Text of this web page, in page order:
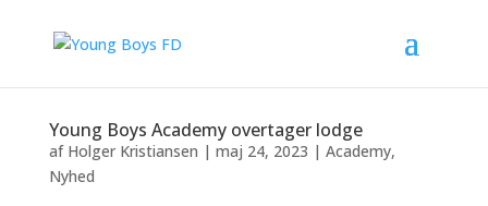
Young Boys Academy overtager lodge
af Holger Kristiansen | maj 24, 2023 | Academy,
Nyhed